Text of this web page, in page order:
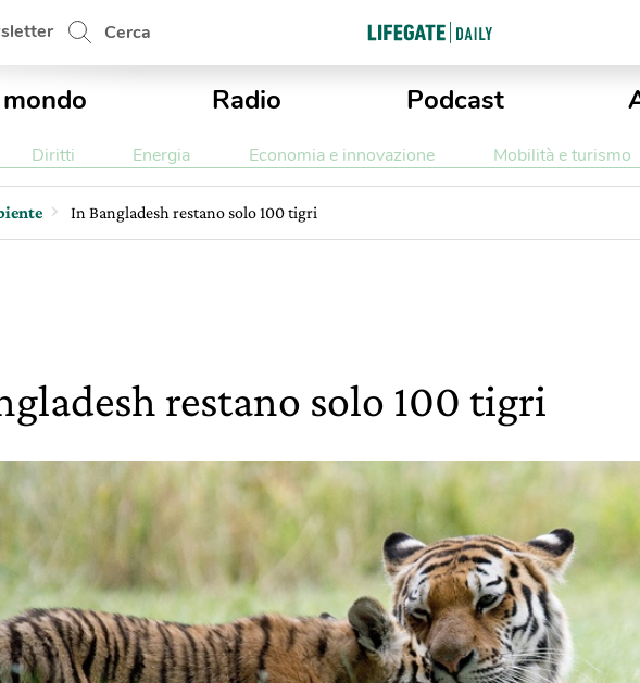
Cerca
Radio Podcast
Diritti Energia Economia e innovazione Mobilità e turismo
In Bangladesh restano solo 100 tigri
restano solo 100 tigri